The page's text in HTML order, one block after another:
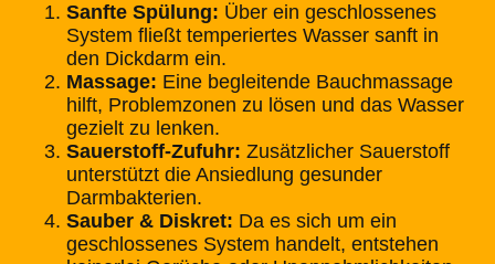
Sanfte Spülung: Über ein geschlossenes
System fließt temperiertes Wasser sanft in
den Dickdarm ein.
Massage: Eine begleitende Bauchmassage
hilft, Problemzonen zu lösen und das Wasser
gezielt zu lenken.
Sauerstoff-Zufuhr: Zusätzlicher Sauerstoff
unterstützt die Ansiedlung gesunder
Darmbakterien.
Sauber & Diskret: Da es sich um ein
geschlossenes System handelt, entstehen